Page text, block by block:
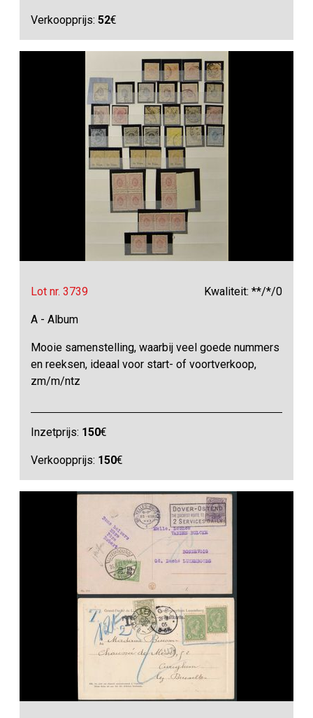
Verkoopprijs:52€
Lot nr. 3739 Kwaliteit: **/*/0
A - Album
Mooie samenstelling, waarbij veel goede nummers
en reeksen, ideaal voor start- of voortverkoop,
zm/m/ntz
Inzetprijs: 150€
Verkoopprijs: 150€